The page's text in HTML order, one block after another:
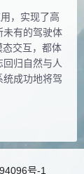
，实现了高
未有的驾驶体
交互，都体
归自然与人
成功地将驾
号-1